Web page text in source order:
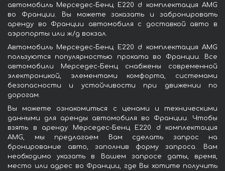
автомобиль Мерседес-Бенц E220 d комплектация AMG
во Франции. Вы можете заказать и забронировать
аренду во Франции автомобиля с доставкой авто в
аэропорты или ж/д вокзал.
Автомобиль Мерседес-Бенц E220 d комплектация AMG
пользуются популярностью проката во Франции. Все
автомобили Мерседес-Бенц снабжены современной
электроникой, элементами комфорта, системами
безопасности и устойчивости при движении по
дорогам.
Вы можете ознакомиться с ценами и техническими
данными для аренды автомобиля во Франции. Чтобы
взять в аренду Мерседес-Бенц E220 d комплектация
AMG, мы предлагаем Вам сделать запрос на
бронирование авто, заполнив форму запроса. Вам
необходимо указать в Вашем запросе даты, время,
место или адрес во Франции, где Вы хотите получить